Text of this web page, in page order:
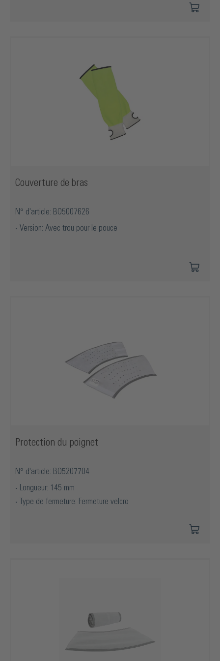
Couverture de bras
N° d'article: BO5007626
Version: Avec trou pour le pouce
Protection du poignet
N° d'article: BO5207704
Longueur: 145 mm
Type de fermeture: Fermeture velcro